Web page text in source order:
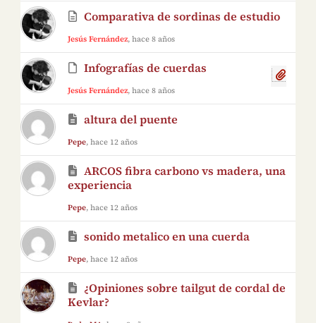
Comparativa de sordinas de estudio
Jesús Fernández, hace 8 años
Infografías de cuerdas
Jesús Fernández, hace 8 años
altura del puente
Pepe, hace 12 años
ARCOS fibra carbono vs madera, una
experiencia
Pepe, hace 12 años
sonido metalico en una cuerda
Pepe, hace 12 años
¿Opiniones sobre tailgut de cordal de
Kevlar?